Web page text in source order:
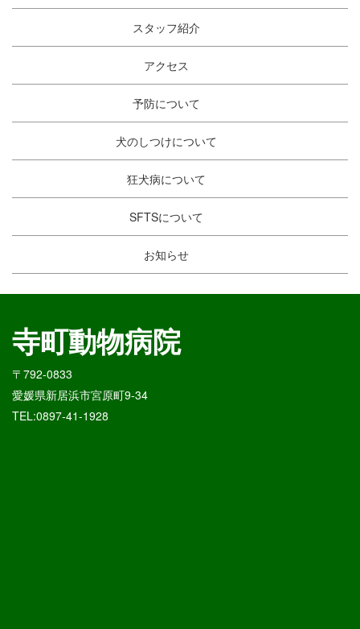
スタッフ紹介
アクセス
予防について
犬のしつけについて
狂犬病について
SFTSについて
お知らせ
寺町動物病院
〒792-0833
愛媛県新居浜市宮原町9-34
TEL:0897-41-1928